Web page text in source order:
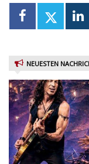
NEUESTEN